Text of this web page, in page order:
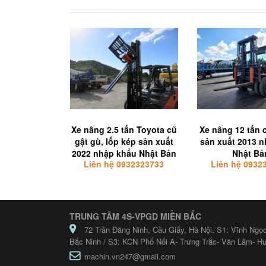
Xe nâng 2.5 tấn Toyota cũ
gật gù, lốp kép sản xuất
2022 nhập khẩu Nhật Bản
Liên hệ 0932323733
Xe nâng 12 tấn
sản xuất 2013
Nhật
Liên hệ
TRUNG TÂM 4S-VPGD MIỀN BẮC
72 Trần Đăng Ninh, Cầu Giấy, Hà Nội. S1: Vĩnh
Bắc Ninh / S3: KCN Phố Nối A- Trưng Trắc- Văn Lâm-
machin.vn247@gmail.com